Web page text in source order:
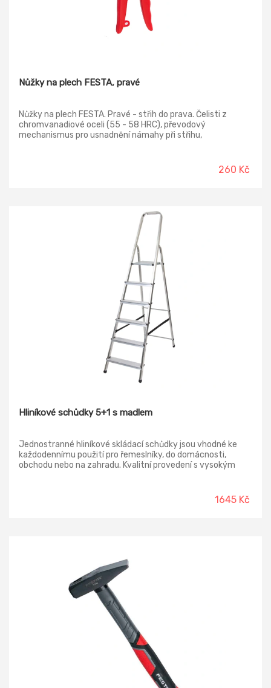
Nůžky na plech FESTA, pravé
Nůžky na plech FESTA. Pravé - střih do prava. Čelisti z
chromvanadiové oceli (55 - 58 HRC), převodový
mechanismus pro usnadnění námahy při střihu,
260 Kč
Hliníkové schůdky 5+1 s madlem
Jednostranné hliníkové skládací schůdky jsou vhodné ke
každodennímu použití pro řemeslníky, do domácnosti,
obchodu nebo na zahradu. Kvalitní provedení s vysokým
1645 Kč